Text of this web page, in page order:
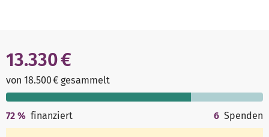
13.330 €
von 18.500 € gesammelt
72 % finanziert 6 Spenden